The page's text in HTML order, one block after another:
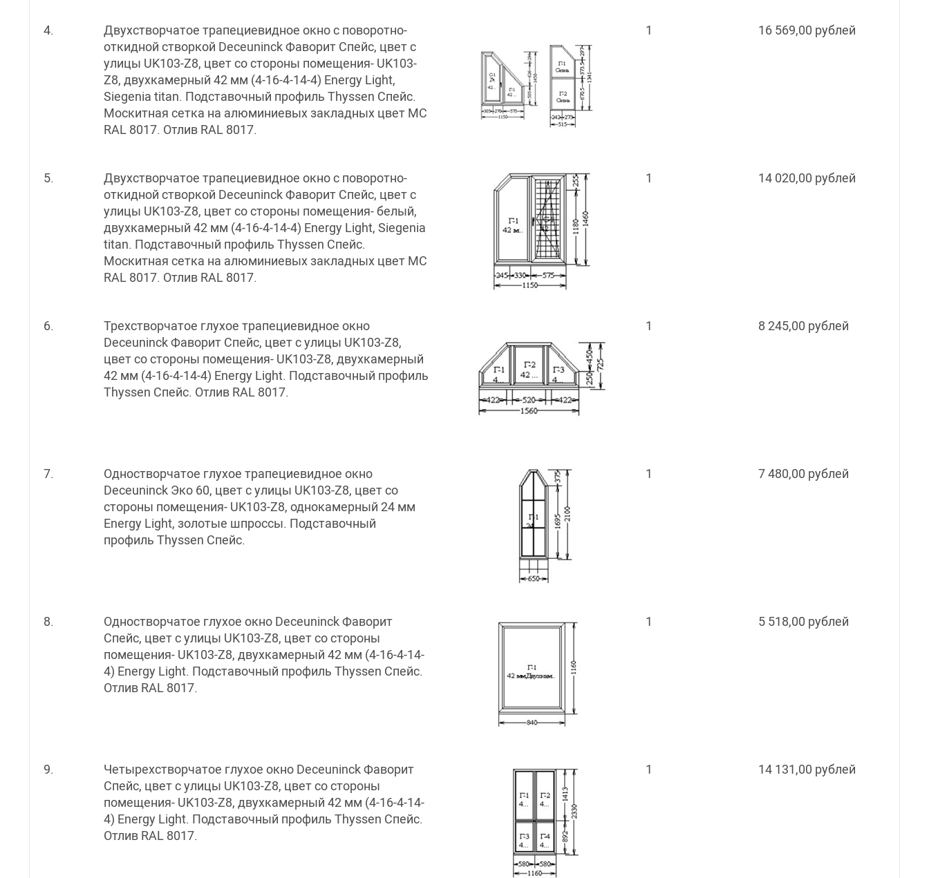
4.
Двухстворчатое трапециевидное окно с поворотно-
откидной створкой Deceuninck Фаворит Спейс, цвет с
улицы UK103-Z8, цвет со стороны помещения- UK103-
Z8, двухкамерный 42 мм (4-16-4-14-4) Energy Light,
Siegenia titan. Подставочный профиль Thyssen Спейс.
Москитная сетка на алюминиевых закладных цвет MC
RAL 8017. Отлив RAL 8017.
1 16 569,00 рублей
5.
Двухстворчатое трапециевидное окно с поворотно-
откидной створкой Deceuninck Фаворит Спейс, цвет с
улицы UK103-Z8, цвет со стороны помещения- белый,
двухкамерный 42 мм (4-16-4-14-4) Energy Light, Siegenia
titan. Подставочный профиль Thyssen Спейс.
Москитная сетка на алюминиевых закладных цвет MC
RAL 8017. Отлив RAL 8017.
1 14 020,00 рублей
6.
Трехстворчатое глухое трапециевидное окно
Deceuninck Фаворит Спейс, цвет с улицы UK103-Z8,
цвет со стороны помещения- UK103-Z8, двухкамерный
42 мм (4-16-4-14-4) Energy Light. Подставочный профиль
Thyssen Спейс. Отлив RAL 8017.
1 8 245,00 рублей
7.
Одностворчатое глухое трапециевидное окно
Deceuninck Эко 60, цвет с улицы UK103-Z8, цвет со
стороны помещения- UK103-Z8, однокамерный 24 мм
Energy Light, золотые шпроссы. Подставочный
профиль Thyssen Спейс.
1 7 480,00 рублей
8.
Одностворчатое глухое окно Deceuninck Фаворит
Спейс, цвет с улицы UK103-Z8, цвет со стороны
помещения- UK103-Z8, двухкамерный 42 мм (4-16-4-14-
4) Energy Light. Подставочный профиль Thyssen Спейс.
Отлив RAL 8017.
1 5 518,00 рублей
9.
Четырехстворчатое глухое окно Deceuninck Фаворит
Спейс, цвет с улицы UK103-Z8, цвет со стороны
помещения- UK103-Z8, двухкамерный 42 мм (4-16-4-14-
4) Energy Light. Подставочный профиль Thyssen Спейс.
Отлив RAL 8017.
1 14 131,00 рублей